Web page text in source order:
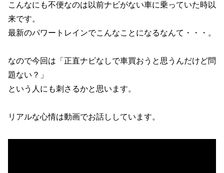
こんなにも不便なのは以前ナビがない車に乗っていた時以
来です。
最新のパワートレインでこんなことになるなんて・・・。
なので今回は「正直ナビなしで車買おうと思うんだけど問
題ない？」
という人にも刺さるかと思います。
リアルな心情は動画でお話ししています。